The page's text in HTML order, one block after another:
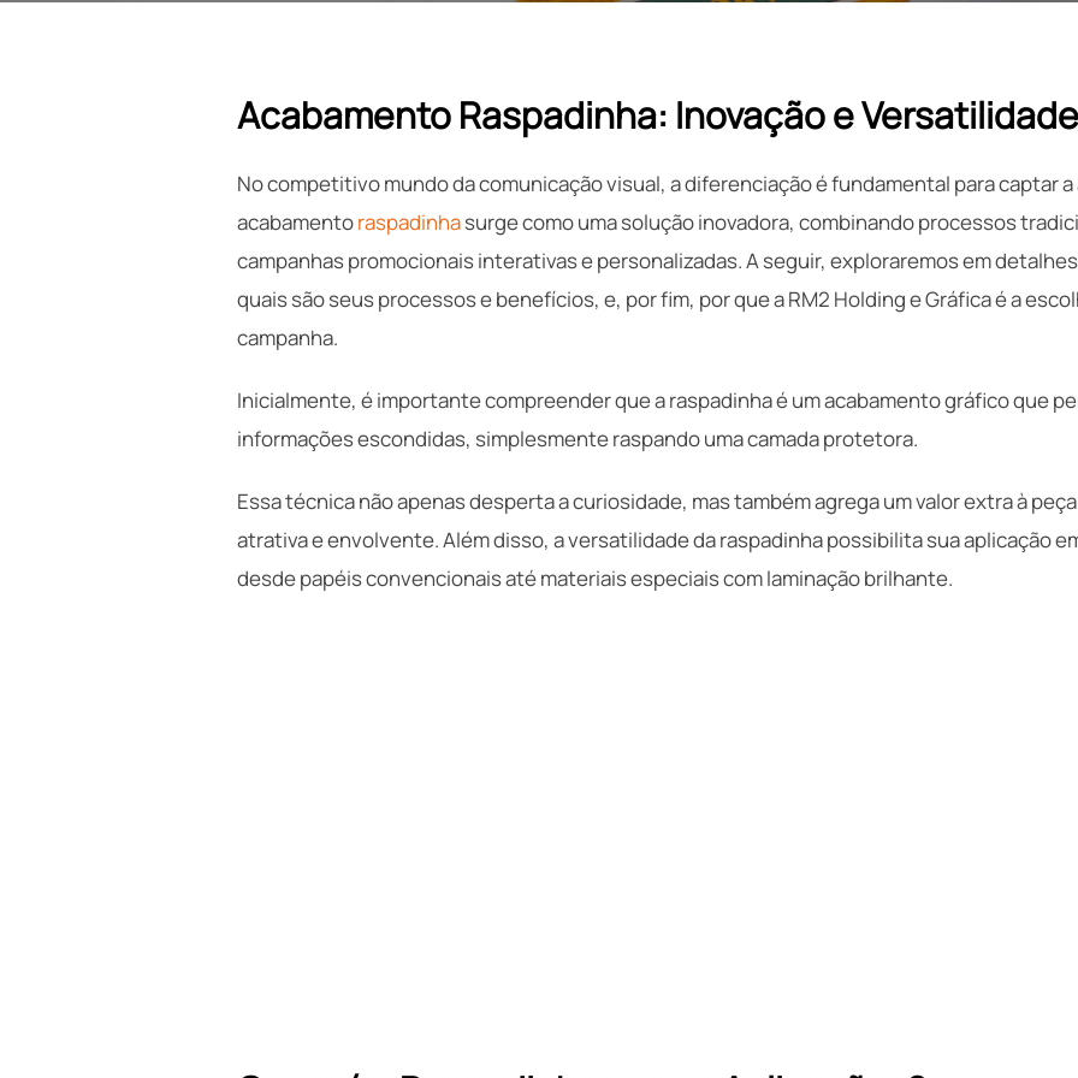
Acabamento Raspadinha: Inovação e
No competitivo mundo da comunicação visual, a diferenciação é fundamental para captar
acabamentoraspadinhasurge como uma solução inovadora, combinando processos
campanhas promocionais interativas e personalizadas. A seguir, exploraremos em
quais são seus processos e benefícios, e, por fim, por que a RM2 Holding e Gráfica é a
campanha.
Inicialmente, é importante compreender que a raspadinha é um acabamento gráfico que
informações escondidas, simplesmente raspando uma camada protetora.
Essa técnica não apenas desperta a curiosidade, mas também agrega um valor extra à
atrativa e envolvente. Além disso, a versatilidade da raspadinha possibilita sua aplicação
desde papéis convencionais até materiais especiais com laminação brilhante.